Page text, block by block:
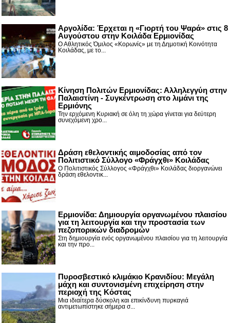
Αργολίδα: Έρχεται η «Γιορτή του Ψαρά» στις 8
Αυγούστου στην Κοιλάδα Ερμιονίδας
Ο Αθλητικός Όμιλος «Κορωνίς» με τη Δημοτική Κοινότητα
Κοιλάδας, με το...
Κίνηση Πολιτών Ερμιονίδας: Αλληλεγγύη στην
Παλαιστίνη - Συγκέντρωση στο λιμάνι της
Ερμιόνης
Την ερχόμενη Κυριακή σε όλη τη χώρα γίνεται για δεύτερη
συνεχόμενη χρο...
Δράση εθελοντικής αιμοδοσίας από τον
Πολιτιστικό Σύλλογο «Φράγχθι» Κοιλάδας
Ο Πολιτιστικός Σύλλογος «Φράγχθι» Κοιλάδας διοργανώνει
δράση εθελοντικ...
Ερμιονίδα: Δημιουργία οργανωμένου πλαισίου
για τη λειτουργία και την προστασία των
πεζοπορικών διαδρομών
Στη δημιουργία ενός οργανωμένου πλαισίου για τη λειτουργία
και την προ...
Πυροσβεστικό κλιμάκιο Κρανιδίου: Μεγάλη
μάχη και συντονισμένη επιχείρηση στην
περιοχή της Κόστας
Μια ιδιαίτερα δύσκολη και επικίνδυνη πυρκαγιά
αντιμετωπίστηκε σήμερα σ...